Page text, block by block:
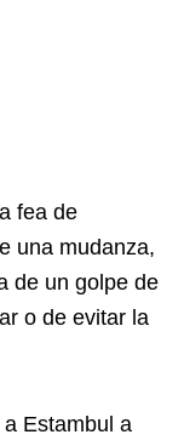
fea de
una mudanza,
de un golpe de
o de evitar la
Estambul a